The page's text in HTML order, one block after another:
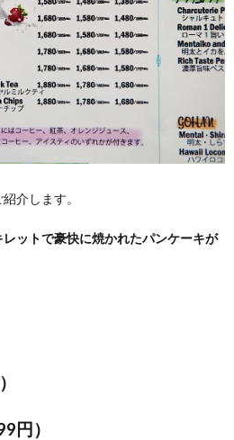
介します。
レットで豪快に焼かれたパンケーキが
円）